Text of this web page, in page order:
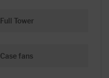
Full Tower
Case fans